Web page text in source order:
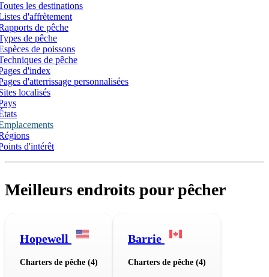
les destinations
d'affrètement
de pêche
de pêche
de poissons
de pêche
d'index
d'atterrissage personnalisées
localisés
d'intérêt
Meilleurs endroits pour pêcher
Hopewell
Charters de pêche (4)
Barrie
Charters de pêche (4)